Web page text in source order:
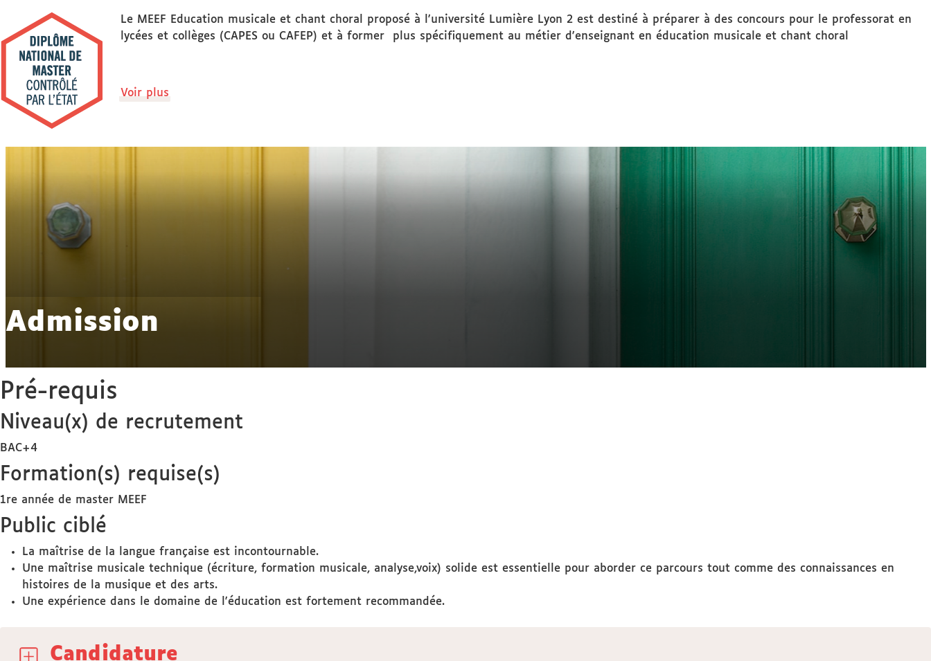
Le MEEF Education musicale et chant choral proposé à l'université Lumière Lyon 2 est destiné à préparer à des concours pour le professorat en
lycées et collèges (CAPES ou CAFEP) et à former plus spécifiquement au métier d'enseignant en éducation musicale et chant choral
Voir plus
Admission
Pré-requis
Niveau(x) de recrutement
BAC+4
Formation(s) requise(s)
1re année de master MEEF
Public ciblé
La maîtrise de la langue française est incontournable.
Une maîtrise musicale technique (écriture, formation musicale, analyse,voix) solide est essentielle pour aborder ce parcours tout comme des connaissances en
histoires de la musique et des arts.
Une expérience dans le domaine de l'éducation est fortement recommandée.
Candidature